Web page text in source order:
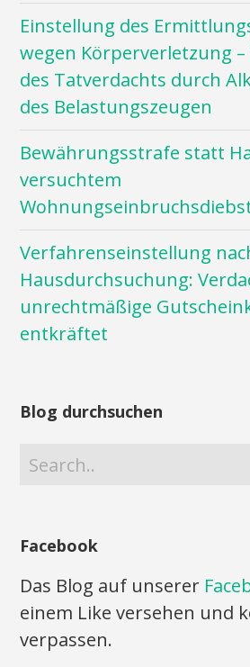
Einstellung des
wegen Körperverletzung
des Tatverdachts durch
des Belastungszeugen
Bewährungsstrafe statt
versuchtem
Verfahrenseinstellung
Hausdurchsuchung:
unrechtmäßige
entkräftet
Blog durchsuchen
Facebook
Das Blog auf unserer
einem Like versehen und
verpassen.